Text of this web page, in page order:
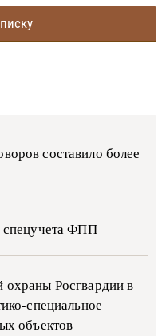
составило более
спецучета ФПП
охраны Росгвардии в
специальное
объектов